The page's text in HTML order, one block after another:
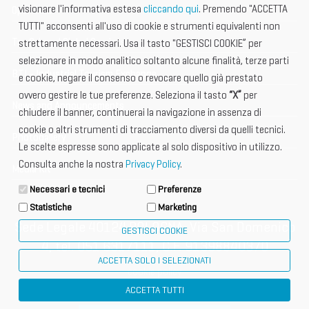
Open Hub
Tax & Legal Global Services
BTI - Industrial Tourism Exchange
News and Announcements
Photogallery
Media Kit
Sede Legale 40124 BOLOGNA, Via San Domenico
4, tel. 051 6317111, C.F. 91398840370
cookie policy
visionare l'informativa estesa cliccando qui. Premendo "ACCETTA
TUTTI" acconsenti all'uso di cookie e strumenti equivalenti non
strettamente necessari. Usa il tasto "GESTISCI COOKIE” per
selezionare in modo analitico soltanto alcune finalità, terze parti
e cookie, negare il consenso o revocare quello già prestato
ovvero gestire le tue preferenze. Seleziona il tasto “X” per
chiudere il banner, continuerai la navigazione in assenza di
cookie o altri strumenti di tracciamento diversi da quelli tecnici.
Le scelte espresse sono applicate al solo dispositivo in utilizzo.
Consulta anche la nostra Privacy Policy.
Necessari e tecnici
Preferenze
Statistiche
Marketing
GESTISCI COOKIE
ACCETTA SOLO I SELEZIONATI
ACCETTA TUTTI